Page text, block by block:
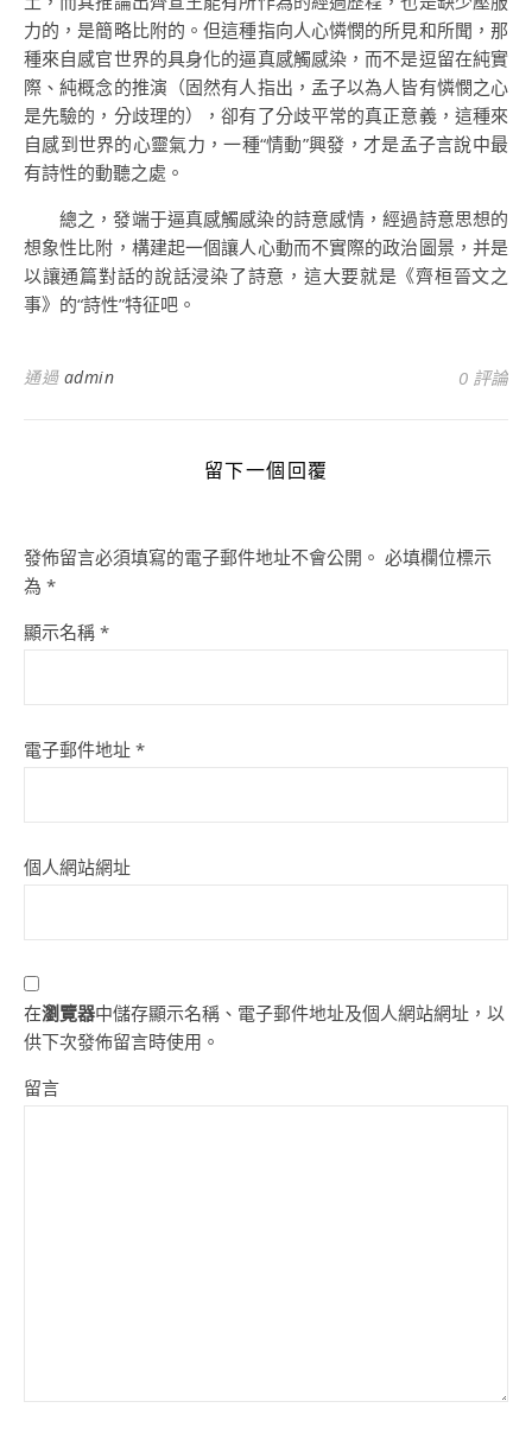
力的，是簡略比附的。但這種指向人心憐憫的所見和所聞，那
種來自感官世界的具身化的逼真感觸感染，而不是逗留在純實
際、純概念的推演（固然有人指出，孟子以為人皆有憐憫之心
是先驗的，分歧理的），卻有了分歧平常的真正意義，這種來
自感到世界的心靈氣力，一種“情動”興發，才是孟子言說中最
有詩性的動聽之處。
總之，發端于逼真感觸感染的詩意感情，經過詩意思想的
想象性比附，構建起一個讓人心動而不實際的政治圖景，并是
以讓通篇對話的說話浸染了詩意，這大要就是《齊桓晉文之
事》的“詩性”特征吧。
通過 admin 0 評論
留下一個回覆
發佈留言必須填寫的電子郵件地址不會公開。 必填欄位標示
為 *
顯示名稱 *
電子郵件地址 *
個人網站網址
在瀏覽器中儲存顯示名稱、電子郵件地址及個人網站網址，以
供下次發佈留言時使用。
留言